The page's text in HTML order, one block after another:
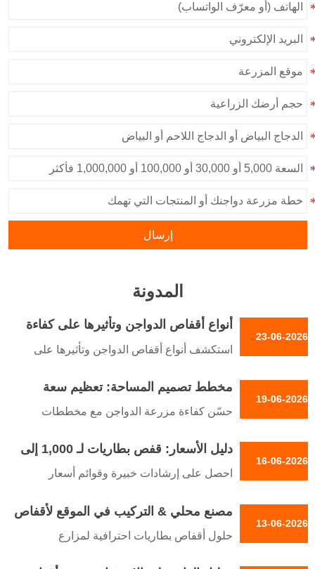
إرسال
المدونة
23-06-2026
أنواع أقفاص الدواجن وتأثيرها على كفاءة
التغذية
استكشف أنواع أقفاص الدواجن وتأثيرها على
مع Taiyu Group.الاستقبال /WhatsApp رقم :
19-06-2026
مخطط تصميم المساحة: تعظيم سعة
أقفاص الدواجن البطارية
حسّن كفاءة مزرعة الدواجن مع مخططات
سعة أقفاص عالية الكثافة مع ضمان صحة
الطيور، والأمن الحيوي، والتوسع القابل
احترافية.الاستقبال /WhatsApp NO. :
16-06-2026
دليل الأسعار: قفص بطاريات لـ 1,000 إلى
10,000 دجاجة بيّاضة في نيجيريا
احصل على إرشادات خبيرة وقوائم أسعار
مزارع البياض باستخدام أقفاص عالية الكفاءة،
13-06-2026
مصنع محلي & التركيب في الموقع لأقفاص
البطاريات في نيجيريا
حلول أقفاص بطاريات احترافية لمزارع